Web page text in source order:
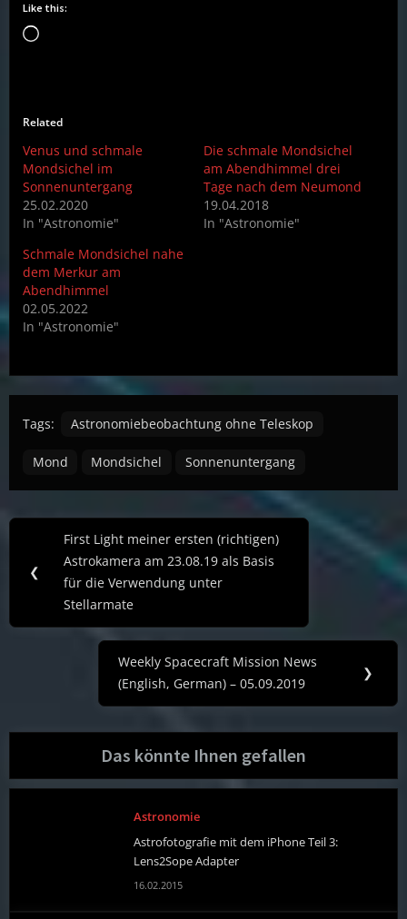
Like this:
Loading…
Related
Venus und schmale
Mondsichel im
Sonnenuntergang
25.02.2020
In "Astronomie"
Die schmale Mondsichel
am Abendhimmel drei
Tage nach dem Neumond
19.04.2018
In "Astronomie"
Schmale Mondsichel nahe
dem Merkur am
Abendhimmel
02.05.2022
In "Astronomie"
Tags: Astronomiebeobachtung ohne Teleskop
Mond Mondsichel Sonnenuntergang
Post
navigation
❮
Previous
Post:
First Light meiner ersten (richtigen)
Astrokamera am 23.08.19 als Basis
für die Verwendung unter
Stellarmate
Next
Post:
Weekly Spacecraft Mission News
(English, German) – 05.09.2019
❯
Das könnte Ihnen gefallen
Astronomie
Astrofotografie mit dem iPhone Teil 3:
Lens2Sope Adapter
16.02.2015